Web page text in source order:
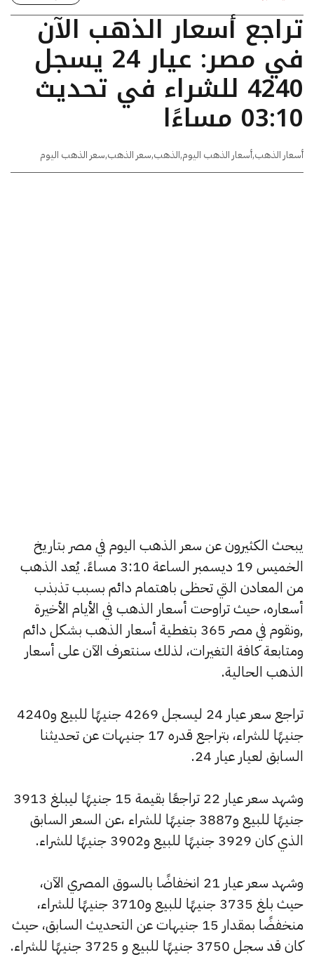
تراجع أسعار الذهب الآن
في مصر: عيار 24 يسجل
4240 للشراء في تحديث
03:10 مساءًا
أسعار الذهب,أسعار الذهب اليوم,الذهب,سعر الذهب,سعر الذهب اليوم
يبحث الكثيرون عن سعر الذهب اليوم في مصر بتاريخ
الخميس 19 ديسمبر الساعة 3:10 مساءً. يُعد الذهب
من المعادن التي تحظى باهتمام دائم بسبب تذبذب
أسعاره، حيث تراوحت أسعار الذهب في الأيام الأخيرة
,ونقوم في مصر 365 بتغطية أسعار الذهب بشكل دائم
ومتابعة كافة التغيرات، لذلك سنتعرف الآن على أسعار
الذهب الحالية.
تراجع سعر عيار 24 ليسجل 4269 جنيهًا للبيع و4240
جنيهًا للشراء، بتراجع قدره 17 جنيهات عن تحديثنا
السابق لعيار عيار 24.
وشهد سعر عيار 22 تراجعًا بقيمة 15 جنيهًا ليبلغ 3913
جنيهًا للبيع و3887 جنيهًا للشراء ،عن السعر السابق
الذي كان 3929 جنيهًا للبيع و3902 جنيهًا للشراء.
وشهد سعر عيار 21 انخفاضًا بالسوق المصري الآن،
حيث بلغ 3735 جنيهًا للبيع و3710 جنيهًا للشراء،
منخفضًا بمقدار 15 جنيهات عن التحديث السابق، حيث
كان قد سجل 3750 جنيهًا للبيع و 3725 جنيهًا للشراء.